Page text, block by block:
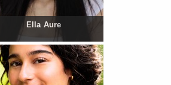
Ella Aure